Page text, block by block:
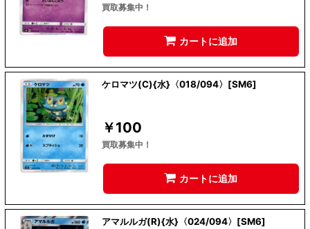
買取募集中！
カートに追加
ケロマツ(C){水}〈018/094〉[SM6]
￥100
買取募集中！
カートに追加
アマルルガ(R){水}〈024/094〉[SM6]